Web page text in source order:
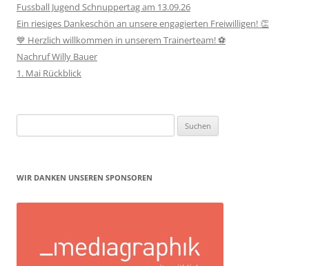
Fussball Jugend Schnuppertag am 13.09.26
Ein riesiges Dankeschön an unsere engagierten Freiwilligen! 👏
💙 Herzlich willkommen in unserem Trainerteam! ⚽
Nachruf Willy Bauer
1. Mai Rückblick
nach:
WIR DANKEN UNSEREN SPONSOREN